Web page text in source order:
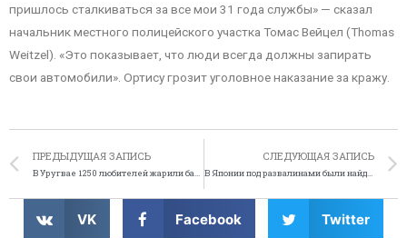
пришлось сталкиваться за все мои 31 года службы» — сказал
начальник местного полицейского участка Томас Вейцел (Thomas
Weitzel). «Это показывает, что люди всегда должны запирать
свои автомобили». Ортису грозит уголовное наказание за кражу.
ПРЕДЫДУЩАЯ ЗАПИСЬ
В Уругвае 1250 любителей жарили барбекю
СЛЕДУЮЩАЯ ЗАПИСЬ
В Японии под развалинами были найдены миллионы
VK Facebook Twitter